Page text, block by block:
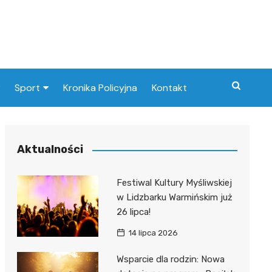
Sport Kronika Policyjna Kontakt
Aktualności
Festiwal Kultury Myśliwskiej
w Lidzbarku Warmińskim już
26 lipca!
14 lipca 2026
Wsparcie dla rodzin: Nowa